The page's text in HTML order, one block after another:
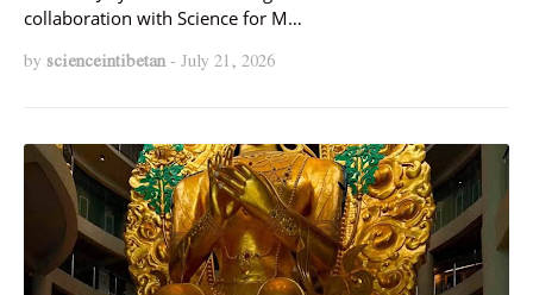
collaboration with Science for M…
by scienceintibetan- July 21, 2026